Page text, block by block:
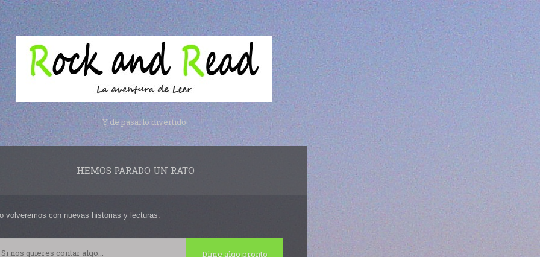
Y de pasarlo divertido
HEMOS PARADO UN RATO
volveremos con nuevas historias y lecturas.